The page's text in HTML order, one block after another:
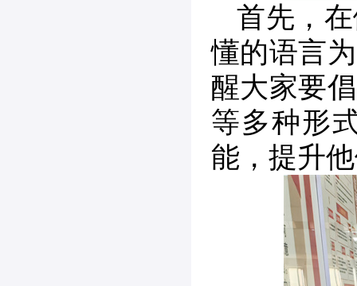
首先，
懂的语言
醒大家要
等多种形
能，提升